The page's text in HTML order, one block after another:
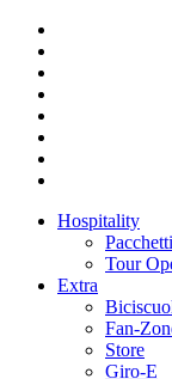
Hospitality
Pacchetti
Tour
Extra
Fan-
Store
Giro-E